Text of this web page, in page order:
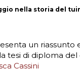
nella storia del
un riassunto
tesi di diploma
Cassini